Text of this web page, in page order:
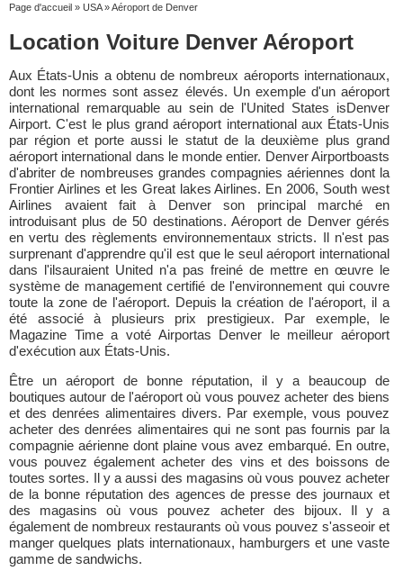
Page d'accueil » USA»Aéroport de Denver
Location Voiture Denver Aéroport
Aux États-Unis a obtenu de nombreux aéroports internationaux,
dont les normes sont assez élevés. Un exemple d'un aéroport
international remarquable au sein de l'United States isDenver
Airport. C'est le plus grand aéroport international aux États-Unis
par région et porte aussi le statut de la deuxième plus grand
aéroport international dans le monde entier. Denver Airportboasts
d'abriter de nombreuses grandes compagnies aériennes dont la
Frontier Airlines et les Great lakes Airlines. En 2006, South west
Airlines avaient fait à Denver son principal marché en
introduisant plus de 50 destinations. Aéroport de Denver gérés
en vertu des règlements environnementaux stricts. Il n'est pas
surprenant d'apprendre qu'il est que le seul aéroport international
dans l'ilsauraient United n'a pas freiné de mettre en œuvre le
système de management certifié de l'environnement qui couvre
toute la zone de l'aéroport. Depuis la création de l'aéroport, il a
été associé à plusieurs prix prestigieux. Par exemple, le
Magazine Time a voté Airportas Denver le meilleur aéroport
d'exécution aux États-Unis.
Être un aéroport de bonne réputation, il y a beaucoup de
boutiques autour de l'aéroport où vous pouvez acheter des biens
et des denrées alimentaires divers. Par exemple, vous pouvez
acheter des denrées alimentaires qui ne sont pas fournis par la
compagnie aérienne dont plaine vous avez embarqué. En outre,
vous pouvez également acheter des vins et des boissons de
toutes sortes. Il y a aussi des magasins où vous pouvez acheter
de la bonne réputation des agences de presse des journaux et
des magasins où vous pouvez acheter des bijoux. Il y a
également de nombreux restaurants où vous pouvez s'asseoir et
manger quelques plats internationaux, hamburgers et une vaste
gamme de sandwichs.